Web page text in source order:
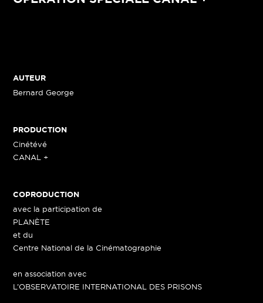
AUTEUR
Bernard George
PRODUCTION
Cinétévé
CANAL +
COPRODUCTION
avec la participation de
PLANÈTE
et du
Centre National de la Cinématographie
en association avec
L’OBSERVATOIRE INTERNATIONAL DES PRISONS